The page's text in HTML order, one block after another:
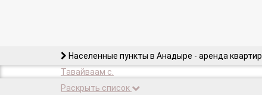
Населенные пункты в Анадыре - аренда квартир
Тавайваам с.
Раскрыть список